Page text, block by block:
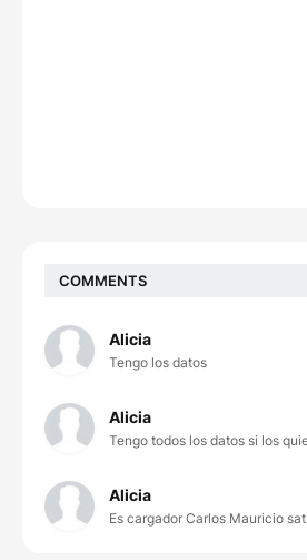
COMMENTS
Alicia
Tengo los datos
Alicia
Tengo todos los datos si los
Alicia
Es cargador Carlos Mauricio